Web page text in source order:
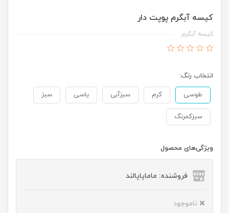
کیسه آبگرم پوپت دار
کیسه آبگرم
انتخاب رنگ:
طوسی کرم سبزآبی یاسی سبز
سبزکمرنگ
ویژگی‌های محصول
فروشنده: ماماپاپالند
ناموجود